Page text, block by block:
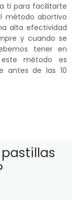
ti para facilitarte
método abortivo
alta efectividad
y cuando se
tener en
método es
antes de las 10